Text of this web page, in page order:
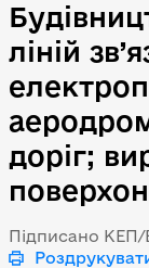
ліній
доріг;
Підписано